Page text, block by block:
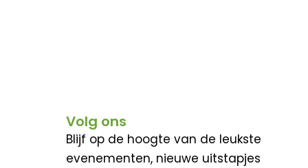
Volg ons
Blijf op de hoogte van de leukste
evenementen, nieuwe uitstapjes